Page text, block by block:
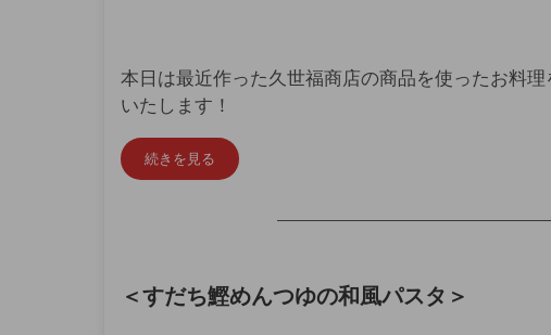
本日は最近作った久世福商店の商品を使ったお料理
いたします！
続きを見る
＜すだち鰹めんつゆの和風パスタ ＞